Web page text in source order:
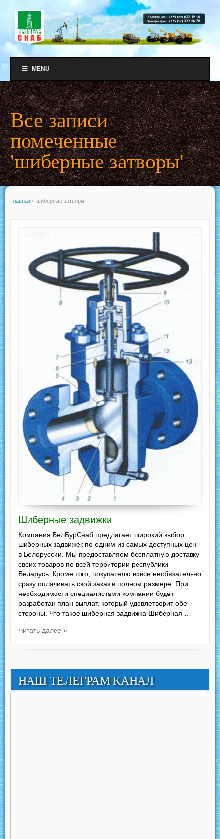
MENU
Все записи
помеченные
'шиберные затворы'
Главная » шиберные затворы
Шиберные задвижки
Компания БелБурСнаб предлагает широкий выбор
шиберных задвижек по одним из самых доступных цен
в Белоруссии. Мы предоставляем бесплатную доставку
своих товаров по всей территории республики
Беларусь. Кроме того, покупателю вовсе необязательно
сразу оплачивать свой заказ в полном размере. При
необходимости специалистами компании будет
разработан план выплат, который удовлетворит обе
стороны. Что такое шиберная задвижка Шиберная …
Читать далее »
НАШ ТЕЛЕГРАМ КАНАЛ